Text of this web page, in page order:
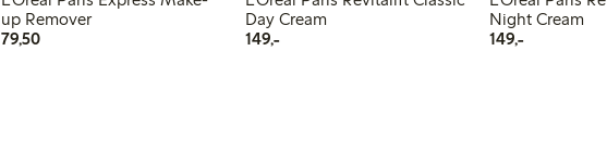
up Remover
79,5079,50 kr
Day Cream
149,-149,00 kr
Night Cream
149,-149,00 kr